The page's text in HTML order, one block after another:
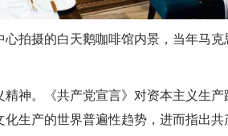
拍摄的白天鹅咖啡馆内景，当年马
神。《共产党宣言》对资本主义生
生产的世界普遍性趋势，进而指出